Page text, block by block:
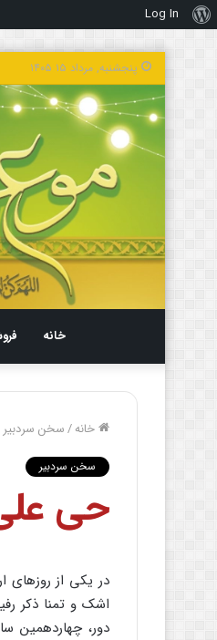
درباره
وردپرس
Log In
پنجشنبه, مرداد ۱۵ ۱۴۰۵
خانه
خانه/سخن سردبیر
سخن سردبیر
حی
اشک و تمنا ذکر
دور، چهاردهمین